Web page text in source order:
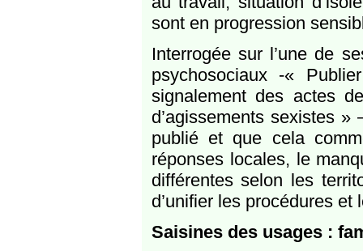
sont en progression
Interrogée sur l’une de
psychosociaux -«
signalement des actes
d’agissements sexistes
publié et que cela
réponses locales, le
différentes selon les
d’unifier les procédures
Saisines des usages :